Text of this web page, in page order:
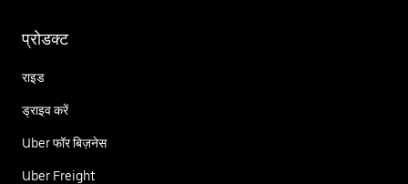
प्रोडक्ट
राइड
ड्राइव करें
Uber फॉर बिज़नेस
Uber Freight